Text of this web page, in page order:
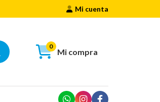
Mi cuenta
Mi compra
0